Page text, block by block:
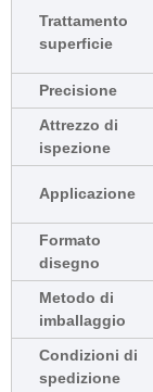
Trattamento
superficie
Precisione
Attrezzo di
ispezione
Applicazione
Formato
disegno
Metodo di
imballaggio
Condizioni di
spedizione